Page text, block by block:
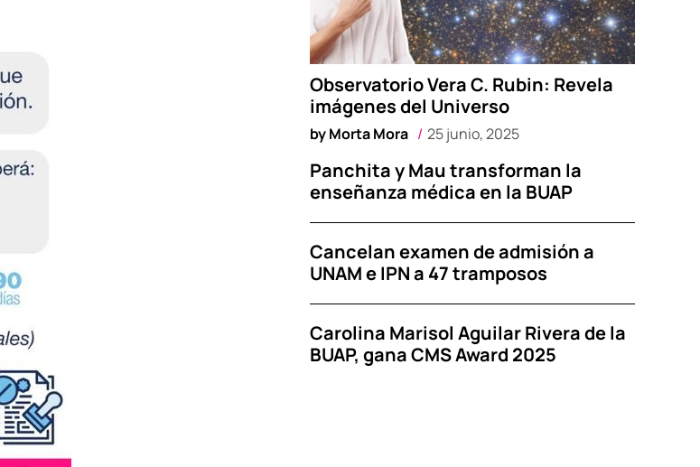
Observatorio Vera C. Rubin: Revela
imágenes del Universo
byMorta Mora 25 junio, 2025
Panchita y Mau transforman la
enseñanza médica en la BUAP
Cancelan examen de admisión a
UNAM e IPN a 47 tramposos
Carolina Marisol Aguilar Rivera de la
BUAP, gana CMS Award 2025